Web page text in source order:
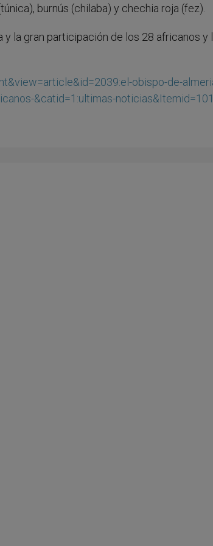
burnús (chilaba) y chechia roja (fez).
la gran participación de los 28 africanos y
obispo-de-
&catid=1:ultimas-noticias&Itemid=101